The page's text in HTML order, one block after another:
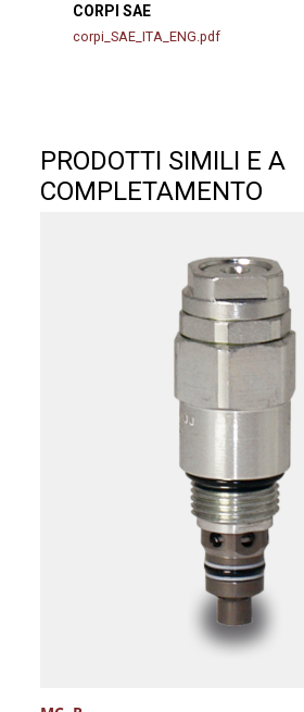
CORPI SAE
corpi_SAE_ITA_ENG.pdf
PRODOTTI SIMILI E A
COMPLETAMENTO